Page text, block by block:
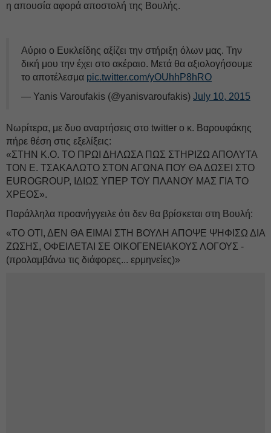
η απουσία αφορά αποστολή της Βουλής.
Αύριο ο Ευκλείδης αξίζει την στήριξη όλων μας. Την
δική μου την έχει στο ακέραιο. Μετά θα αξιολογήσουμε
το αποτέλεσμα pic.twitter.com/yOUhhP8hRO
— Yanis Varoufakis (@yanisvaroufakis) July 10, 2015
Νωρίτερα, με δυο αναρτήσεις στο twitter ο κ. Βαρουφάκης
πήρε θέση στις εξελίξεις:
«ΣΤΗΝ Κ.Ο. ΤΟ ΠΡΩΙ ΔΗΛΩΣΑ ΠΩΣ ΣΤΗΡΙΖΩ ΑΠΟΛΥΤΑ
ΤΟΝ Ε. ΤΣΑΚΑΛΩΤΟ ΣΤΟΝ ΑΓΩΝΑ ΠΟΥ ΘΑ ΔΩΣΕΙ ΣΤΟ
EUROGROUP, ΙΔΙΩΣ ΥΠΕΡ ΤΟΥ ΠΛΑΝΟΥ ΜΑΣ ΓΙΑ ΤΟ
ΧΡΕΟΣ».
Παράλληλα προανήγγειλε ότι δεν θα βρίσκεται στη Βουλή:
«ΤΟ ΟΤΙ, ΔΕΝ ΘΑ ΕΙΜΑΙ ΣΤΗ ΒΟΥΛΗ ΑΠΟΨΕ ΨΗΦΙΣΩ ΔΙΑ
ΖΩΣΗΣ, ΟΦΕΙΛΕΤΑΙ ΣΕ ΟΙΚΟΓΕΝΕΙΑΚΟΥΣ ΛΟΓΟΥΣ -
(προλαμβάνω τις διάφορες... ερμηνείες)»